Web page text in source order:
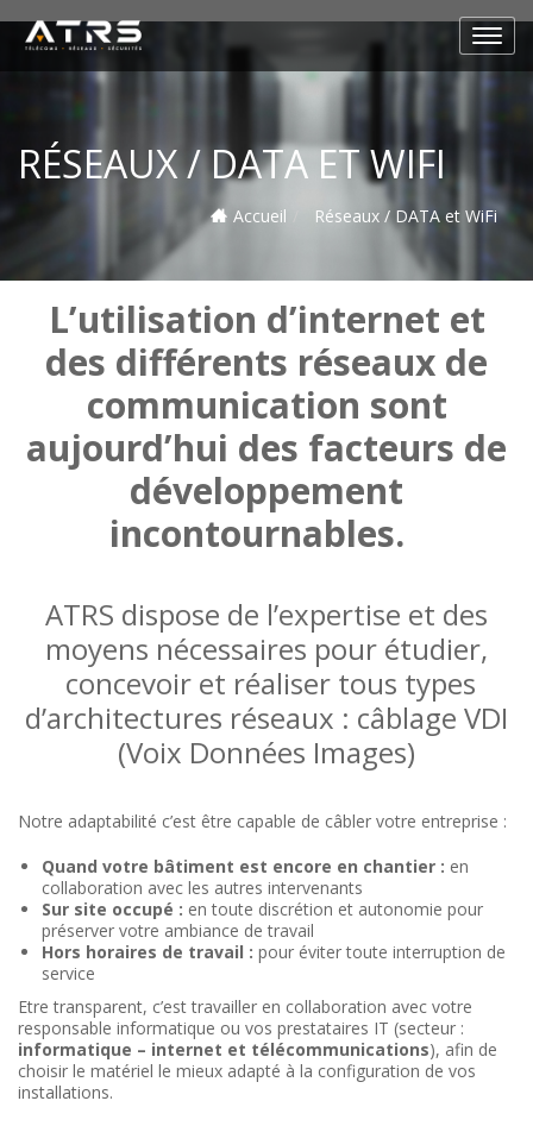
RÉSEAUX / DATA ET WIFI
Accueil Réseaux / DATA et WiFi
L’utilisation d’internet et
des différents réseaux de
communication sont
aujourd’hui des facteurs de
développement
incontournables.
ATRS dispose de l’expertise et des
moyens nécessaires pour étudier,
concevoir et réaliser tous types
d’architectures réseaux : câblage VDI
(Voix Données Images)
Notre adaptabilité c’est être capable de câbler votre entreprise :
Quand votre bâtiment est encore en chantier : en
collaboration avec les autres intervenants
Sur site occupé : en toute discrétion et autonomie pour
préserver votre ambiance de travail
Hors horaires de travail : pour éviter toute interruption de
service
Etre transparent, c’est travailler en collaboration avec votre
responsable informatique ou vos prestataires IT (secteur :
informatique – internet et télécommunications), afin de
choisir le matériel le mieux adapté à la configuration de vos
installations.